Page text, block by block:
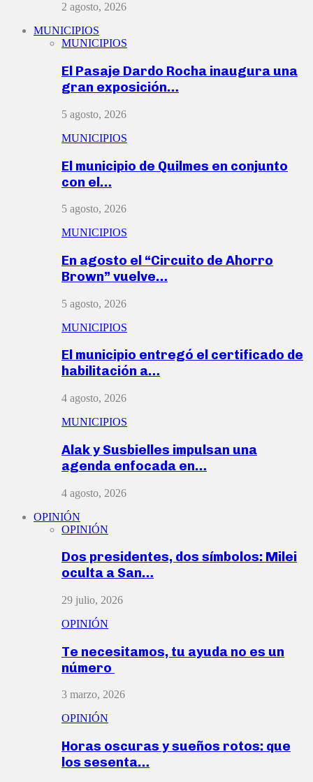
2 agosto, 2026
MUNICIPIOS
MUNICIPIOS
El Pasaje Dardo Rocha inaugura una
gran exposición…
5 agosto, 2026
MUNICIPIOS
El municipio de Quilmes en conjunto
con el…
5 agosto, 2026
MUNICIPIOS
En agosto el “Circuito de Ahorro
Brown” vuelve…
5 agosto, 2026
MUNICIPIOS
El municipio entregó el certificado de
habilitación a…
4 agosto, 2026
MUNICIPIOS
Alak y Susbielles impulsan una
agenda enfocada en…
4 agosto, 2026
OPINIÓN
OPINIÓN
Dos presidentes, dos símbolos: Milei
oculta a San…
29 julio, 2026
OPINIÓN
Te necesitamos, tu ayuda no es un
número
3 marzo, 2026
OPINIÓN
Horas oscuras y sueños rotos: que
los sesenta…